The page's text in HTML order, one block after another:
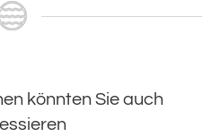
könnten Sie auch